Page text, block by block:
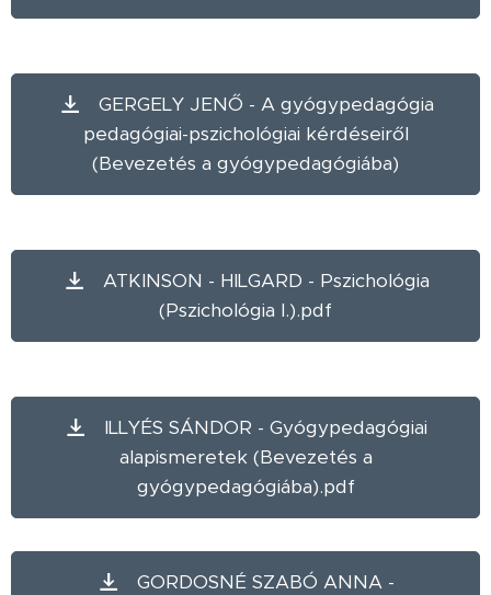
GERGELY JENŐ - A gyógypedagógia
pedagógiai-pszichológiai kérdéseiről
(Bevezetés a gyógypedagógiába)
ATKINSON - HILGARD - Pszichológia
(Pszichológia I.).pdf
ILLYÉS SÁNDOR - Gyógypedagógiai
alapismeretek (Bevezetés a
gyógypedagógiába).pdf
GORDOSNÉ SZABÓ ANNA -